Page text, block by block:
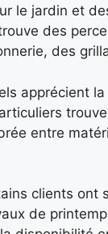
le jardin et
des
des
apprécient
entre
clients ont
de